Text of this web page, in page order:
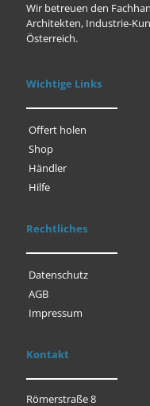
Wir betreuen den
Architekten, Industrie-
Österreich.
Wichtige Links
Offert holen
Shop
Händler
Hilfe
Rechtliches
Datenschutz
AGB
Impressum
Kontakt
Römerstraße 8